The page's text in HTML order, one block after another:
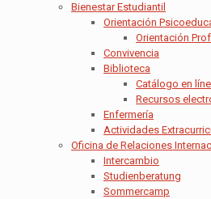
Bienestar Estudiantil
Orientación
Orientación
Convivencia
Biblioteca
Catálogo en
Recursos
Enfermería
Actividades
Oficina de Relaciones
Intercambio
Studienberatung
Sommercamp